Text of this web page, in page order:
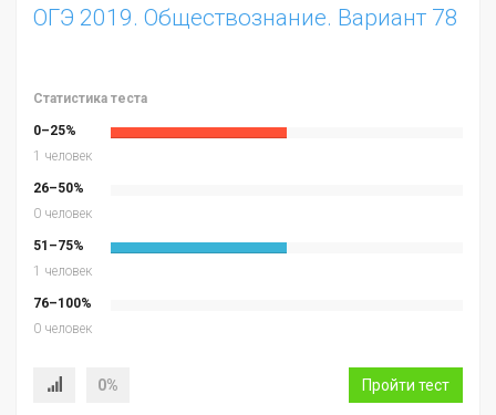
ОГЭ 2019. Обществознание. Вариант 78
Статистика теста
0–25%
1 человек
26–50%
0 человек
51–75%
1 человек
76–100%
0 человек
0% Пройти тест